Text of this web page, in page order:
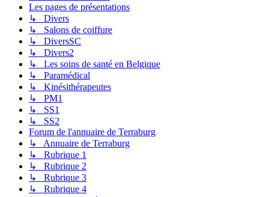
Les pages de présentations
↳ Divers
↳ Salons de coiffure
↳ DiversSC
↳ Divers2
↳ Les soins de santé en Belgique
↳ Paramédical
↳ Kinésithérapeutes
↳ PM1
↳ SS1
↳ SS2
Forum de l'annuaire de Terraburg
↳ Annuaire de Terraburg
↳ Rubrique 1
↳ Rubrique 2
↳ Rubrique 3
↳ Rubrique 4